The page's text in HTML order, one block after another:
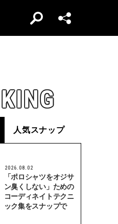
人気スナップ
2026.08.02
「ポロシャツをオジサ
ン臭くしない」ための
コーディネイトテクニ
ック集をスナップで